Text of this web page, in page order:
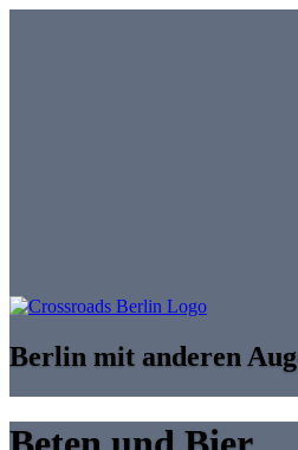
Berlin mit anderen